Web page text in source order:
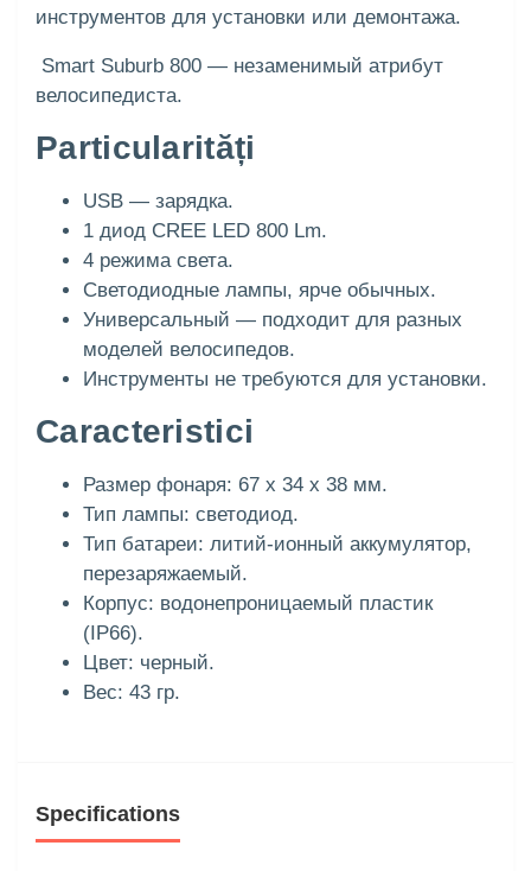
инструментов для установки или демонтажа.
Smart Suburb 800 — незаменимый атрибут
велосипедиста.
Particularități
USB — зарядка.
1 диод CREE LED 800 Lm.
4 режима света.
Светодиодные лампы, ярче обычных.
Универсальный — подходит для разных
моделей велосипедов.
Инструменты не требуются для установки.
Caracteristici
Размер фонаря: 67 x 34 x 38 мм.
Тип лампы: светодиод.
Тип батареи: литий-ионный аккумулятор,
перезаряжаемый.
Корпус: водонепроницаемый пластик
(IP66).
Цвет: черный.
Вес: 43 гр.
Specifications